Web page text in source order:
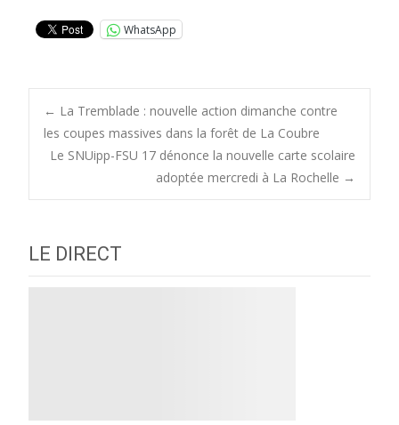
WhatsApp
Post
navigation
← La Tremblade : nouvelle action dimanche contre
les coupes massives dans la forêt de La Coubre
Le SNUipp-FSU 17 dénonce la nouvelle carte scolaire
adoptée mercredi à La Rochelle →
LE DIRECT